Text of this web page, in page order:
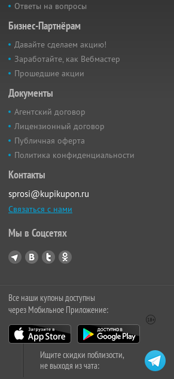
Ответы на вопросы
Бизнес-Партнёрам
Давайте сделаем акцию!
Заработайте, как Вебмастер
Прошедшие акции
Документы
Агентский договор
Лицензионный договор
Публичная оферта
Политика конфиденциальности
Контакты
sprosi@kupikupon.ru
Связаться с нами
Мы в Соцсетях
Все наши купоны доступны
через Мобильное Приложение:
Ищите скидки поблизости,
не выходя из чата: